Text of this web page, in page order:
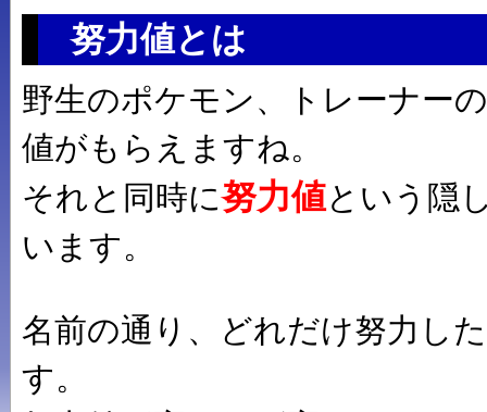
努力値とは
野生のポケモン、トレーナー
値がもらえますね。
それと同時に努力値という隠
います。
名前の通り、どれだけ努力し
す。